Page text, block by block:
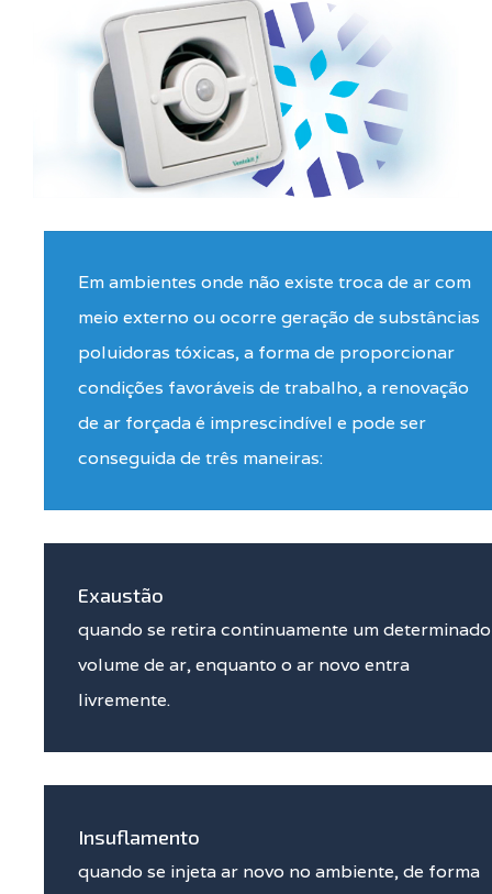
Em ambientes onde não existe troca de ar com
meio externo ou ocorre geração de substâncias
poluidoras tóxicas, a forma de proporcionar
condições favoráveis de trabalho, a renovação
de ar forçada é imprescindível e pode ser
conseguida de três maneiras:
Exaustão
quando se retira continuamente um determinado
volume de ar, enquanto o ar novo entra
livremente.
Insuflamento
quando se injeta ar novo no ambiente, de forma